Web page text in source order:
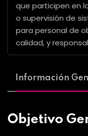
que participen en
o supervisión de
para personal de
calidad, y
Información
Objetivo